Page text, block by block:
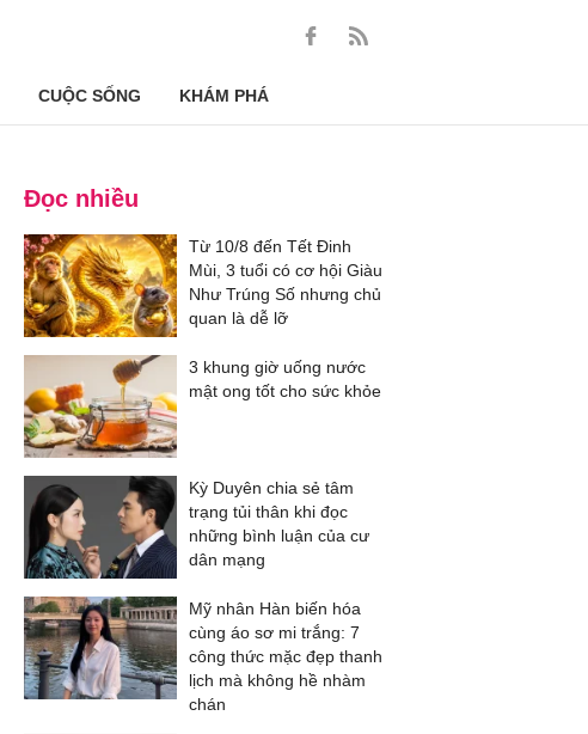
CUỘC SỐNG KHÁM PHÁ
Đọc nhiều
Từ 10/8 đến Tết Đinh
Mùi, 3 tuổi có cơ hội Giàu
Như Trúng Số nhưng chủ
quan là dễ lỡ
3 khung giờ uống nước
mật ong tốt cho sức khỏe
Kỳ Duyên chia sẻ tâm
trạng tủi thân khi đọc
những bình luận của cư
dân mạng
Mỹ nhân Hàn biến hóa
cùng áo sơ mi trắng: 7
công thức mặc đẹp thanh
lịch mà không hề nhàm
chán